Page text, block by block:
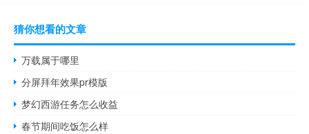
猜你想看的文章
万载属于哪里
分屏拜年效果pr模版
梦幻西游任务怎么收益
春节期间吃饭怎么样